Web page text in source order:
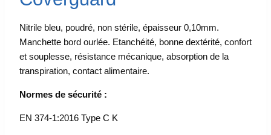
Nitrile bleu, poudré, non stérile, épaisseur 0,10mm.
Manchette bord ourlée. Etanchéité, bonne dextérité, confort
et souplesse, résistance mécanique, absorption de la
transpiration, contact alimentaire.
Normes de sécurité :
EN 374-1:2016 Type C K